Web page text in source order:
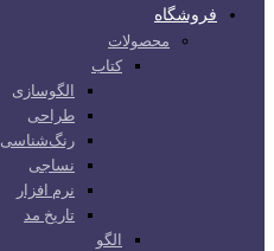
فروشگاه
محصولات
کتاب
الگوسازی
طراحی
رنگ‌شناسی
نساجی
نرم افزار
تاریخ مد
الگو